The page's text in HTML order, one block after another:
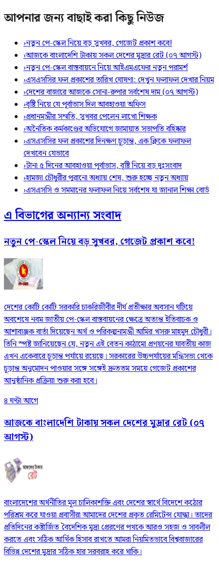
আপনার জন্য বাছাই করা কিছু নিউজ
›নতুন পে-স্কেল নিয়ে বড় সুখবর, গেজেট প্রকাশ কবে!
›আজকে বাংলাদেশি টাকায় সকল দেশের মুদ্রার রেট (০৭ আগস্ট)
›নতুন পে-স্কেল বাস্তবায়নে নিয়ে আইএমএফের নতুন পরামর্শ
›এসএসসির ফল প্রকাশের তারিখ ঘোষণা: দেখুন ফলাফল দেখার নিয়ম
›দেশের বাজারে আজকে সোনা-রুপার সর্বশেষ দাম (০৭ আগস্ট)
›বৃষ্টি নিয়ে যে পূর্বাভাস দিল আবহাওয়া অফিস
›প্রধানমন্ত্রীর সম্মতি, সুখবর পেলেন লাখো শিক্ষক
›অনৈতিক কর্মকাণ্ডের অভিযোগে জামায়াত সভাপতি বহিষ্কার
›এসএসসির ফল প্রকাশের দিনক্ষণ চূড়ান্ত, এক ক্লিকে ফলাফল
দেখবেন যেভাবে
›টানা ৫ দিনের আবহাওয়া পূর্বাভাস, বৃষ্টি নিয়ে বড় দুঃসংবাদ
›হামজা চৌধুরীর পুরানো অধ্যায় শেষ, শুরু হচ্ছে নতুন অধ্যায়
›এসএসসি ও সমমানের ফলাফল নিয়ে সর্বশেষ যা জানাল শিক্ষা বোর্ড
এ বিভাগের অন্যান্য সংবাদ
নতুন পে-স্কেল নিয়ে বড় সুখবর, গেজেট প্রকাশ কবে!
দেশের কোটি কোটি সরকারি চাকরিজীবীর দীর্ঘ প্রতীক্ষার অবসান ঘটিয়ে
অবশেষে নবম জাতীয় পে-স্কেল বাস্তবায়নের ক্ষেত্রে অত্যন্ত ইতিবাচক ও
আশাব্যঞ্জক বার্তা দিয়েছেন অর্থ ও পরিকল্পনামন্ত্রী আমির খসরু মাহমুদ চৌধুরী।
তিনি স্পষ্ট জানিয়েছেন যে, নতুন এই বেতন কাঠামো প্রণয়নের যাবতীয় কাজ
এখন একেবারে চূড়ান্ত পর্যায়ে রয়েছে। সরকারের উচ্চপর্যায়ের মন্ত্রিসভা থেকে
চূড়ান্ত অনুমোদন পাওয়ার সঙ্গে সঙ্গেই দ্রুততম সময়ে গেজেট প্রকাশের
আনুষ্ঠানিক প্রক্রিয়া শুরু করা হবে।
৪ ঘণ্টা আগে
আজকে বাংলাদেশি টাকায় সকল দেশের মুদ্রার রেট (০৭
আগস্ট)
বাংলাদেশের অর্থনীতির মূল চালিকাশক্তি এবং দেশের স্বার্থে বিদেশে কঠোর
পরিশ্রম করে যাওয়া প্রবাসীরা আমাদের দেশের প্রকৃত রেমিটেন্স যোদ্ধা। তাদের
প্রতিদিনের কষ্টার্জিত বৈদেশিক মুদ্রা প্রেরণের পথকে আরও সহজ ও সাবলীল
করতে এবং সঠিক আর্থিক হিসাব রাখতে আমরা নিয়মিতভাবে বিশ্ববাজারের
বিভিন্ন দেশের মুদ্রার সঠিক হার সরবরাহ করে থাকি।